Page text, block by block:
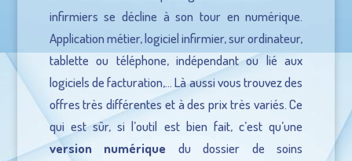
infirmiers se décline à son tour en numérique.
Application métier, logiciel infirmier, sur ordinateur,
tablette ou téléphone, indépendant ou lié aux
logiciels de facturation,… Là aussi vous trouvez des
offres très différentes et à des prix très variés. Ce
qui est sûr, si l’outil est bien fait, c’est qu’une
version numérique du dossier de soins